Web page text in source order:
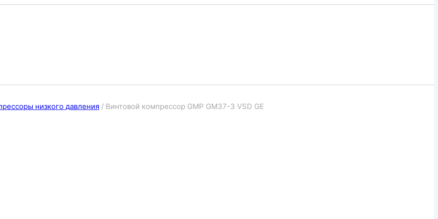
низкого давления / Винтовой компрессор GMP GM37-3 VSD GE